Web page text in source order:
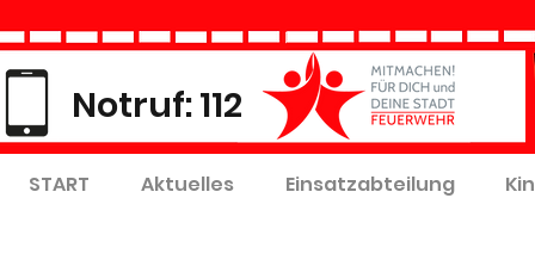
Notruf: 112
START Aktuelles Einsatzabteilung